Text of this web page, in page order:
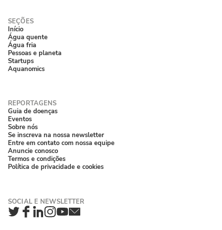
Início
Água quente
Água fria
Pessoas e planeta
Startups
Aquanomics
Guia de doenças
Eventos
Sobre nós
Se inscreva na nossa newsletter
Entre em contato com nossa equipe
Anuncie conosco
Termos e condições
Política de privacidade e cookies
Twitter
Facebook
LinkedIn
Instagram
YouTube
Newsletter